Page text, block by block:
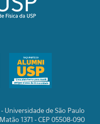
Universidade de São Paulo
1371 - CEP 05508-090